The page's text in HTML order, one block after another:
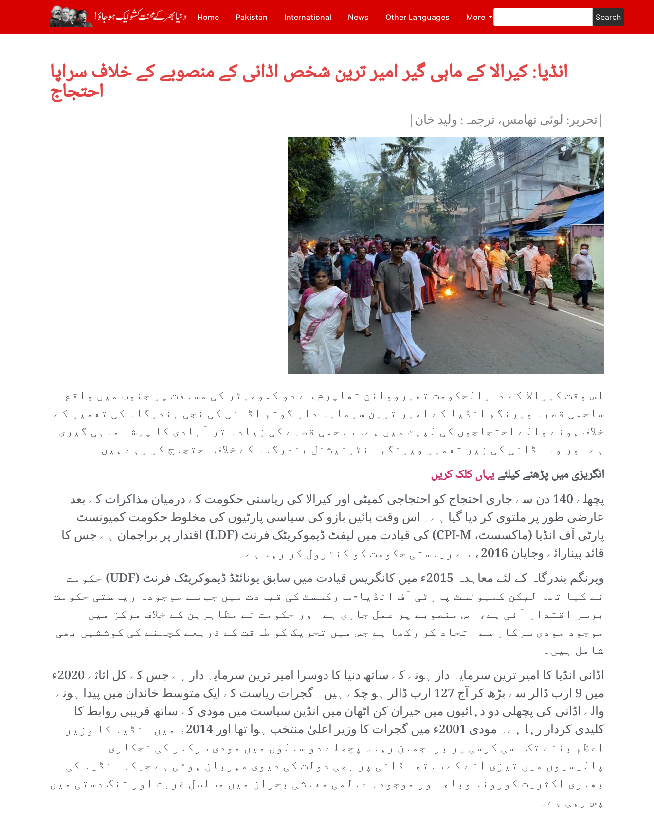
Home Pakistan International News Other Languages More Search
انڈیا: کیرالا کے ماہی گیر امیر ترین شخص اڈانی کے منصوبے کے خلاف سراپا
احتجاج
|تحریر: لوئی تھامس، ترجمہ: ولید خان|
اس وقت کیرالا کے دارالحکومت تھیرووانن تھاپرم سے دو کلومیٹر کی مسافت پر جنوب میں واقع
ساحلی قصبہ ویرنگم انڈیا کے امیر ترین سرمایہ دار گوتم اڈانی کی نجی بندرگاہ کی تعمیر کے
خلاف ہونے والے احتجاجوں کی لپیٹ میں ہے۔ ساحلی قصبے کی زیادہ تر آبادی کا پیشہ ماہی گیری
ہے اور وہ اڈانی کی زیر تعمیر ویرنگم انٹرنیشنل بندرگاہ کے خلاف احتجاج کر رہے ہیں۔
انگریزی میں پڑھنے کیلئےیہاں کلک کریں
پچھلے 140 دن سے جاری احتجاج کو احتجاجی کمیٹی اور کیرالا کی ریاستی حکومت کے درمیان مذاکرات کے بعد
عارضی طور پر ملتوی کر دیا گیا ہے۔ اس وقت بائیں بازو کی سیاسی پارٹیوں کی مخلوط حکومت کمیونسٹ
پارٹی آف انڈیا (ماکسسٹ، CPI-M) کی قیادت میں لیفٹ ڈیموکریٹک فرنٹ (LDF) اقتدار پر براجمان ہے جس کا
قائد پینارائے وجایان 2016ء سے ریاستی حکومت کو کنٹرول کر رہا ہے۔
ویرنگم بندرگاہ کے لئے معاہدہ 2015ء میں کانگریس قیادت میں سابق یونائٹڈ ڈیموکریٹک فرنٹ (UDF) حکومت
نے کیا تھا لیکن کمیونسٹ پارٹی آف انڈیا-مارکسسٹ کی قیادت میں جب سے موجودہ ریاستی حکومت
برسر اقتدار آئی ہے، اس منصوبے پر عمل جاری ہے اور حکومت نے مظاہرین کے خلاف مرکز میں
موجود مودی سرکار سے اتحاد کر رکھا ہے جس میں تحریک کو طاقت کے ذریعے کچلنے کی کوششیں بھی
شامل ہیں۔
اڈانی انڈیا کا امیر ترین سرمایہ دار ہونے کے ساتھ دنیا کا دوسرا امیر ترین سرمایہ دار ہے جس کے کل اثاثے 2020ء
میں 9 ارب ڈالر سے بڑھ کر آج 127 ارب ڈالر ہو چکے ہیں۔ گجرات ریاست کے ایک متوسط خاندان میں پیدا ہونے
والے اڈانی کی پچھلی دو دہائیوں میں حیران کن اٹھان میں انڈین سیاست میں مودی کے ساتھ قریبی روابط کا
کلیدی کردار رہا ہے۔ مودی 2001ء میں گجرات کا وزیر اعلیٰ منتخب ہوا تھا اور 2014ء میں انڈیا کا وزیر
اعظم بننے تک اسی کرسی پر براجمان رہا۔ پچھلے دو سالوں میں مودی سرکار کی نجکاری
پالیسیوں میں تیزی آنے کے ساتھ اڈانی پر بھی دولت کی دیوی مہربان ہوئی ہے جبکہ انڈیا کی
بھاری اکثریت کورونا وباء اور موجودہ عالمی معاشی بحران میں مسلسل غربت اور تنگ دستی میں
پس رہی ہے۔